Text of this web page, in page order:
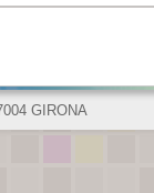
GIRONA